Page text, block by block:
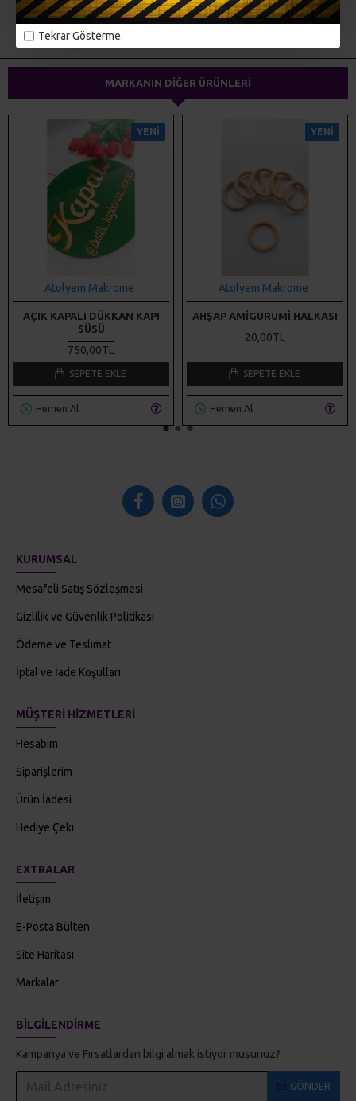
Tekrar Gösterme.
ETIKETLER: hobi malzemeleri emzik klipsi emzik askısı
amigurumi malzemeleri
MARKANIN DIĞER ÜRÜNLERI
YENI
Atolyem Makrome
AÇIK KAPALI DÜKKAN KAPI
SÜSÜ
750,00TL
SEPETE EKLE
Hemen Al
YENI
Atolyem Makrome
AHŞAP AMIGURUMI HALKASI
20,00TL
SEPETE EKLE
Hemen Al
KURUMSAL
Mesafeli Satış Sözleşmesi
Gizlilik ve Güvenlik Politikası
Ödeme ve Teslimat
İptal ve İade Koşulları
MÜŞTERI HIZMETLERI
Hesabım
Siparişlerim
Ürün İadesi
Hediye Çeki
EXTRALAR
İletişim
E-Posta Bülten
Site Haritası
Markalar
BILGILENDIRME
Kampanya ve Fırsatlardan bilgi almak istiyor musunuz?
GÖNDER